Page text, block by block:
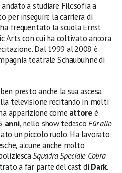
a studiare Filosofia a
per inseguire la carriera di
frequentato la scuola Ernst
Arts con cui ha coltivato ancora
Dal 1999 al 2008 è
teatrale Schaubuhne di
presto anche la sua ascesa
televisione recitando in molti
apparizione come attoreè
anni, nello show tedescoFür alle
un piccolo ruolo. Ha lavorato
alcune anche molto
Squadra Speciale Cobra
a far parte del cast di Dark.